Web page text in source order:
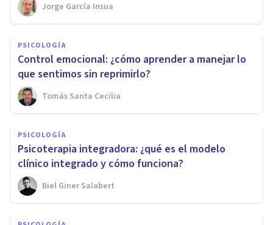
Jorge García Insua
PSICOLOGÍA
Control emocional: ¿cómo aprender a manejar lo
que sentimos sin reprimirlo?
Tomás Santa Cecilia
PSICOLOGÍA
Psicoterapia integradora: ¿qué es el modelo
clínico integrado y cómo funciona?
Biel Giner Salabert